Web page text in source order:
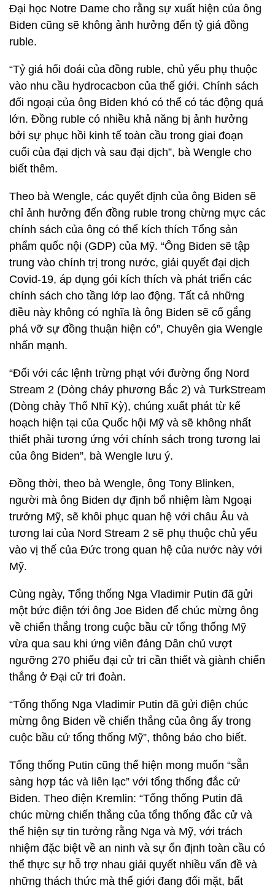
Đại học Notre Dame cho rằng sự xuất hiện của ông
Biden cũng sẽ không ảnh hưởng đến tỷ giá đồng
ruble.
“Tỷ giá hối đoái của đồng ruble, chủ yếu phụ thuộc
vào nhu cầu hydrocacbon của thế giới. Chính sách
đối ngoại của ông Biden khó có thể có tác động quá
lớn. Đồng ruble có nhiều khả năng bị ảnh hưởng
bởi sự phục hồi kinh tế toàn cầu trong giai đoạn
cuối của đại dịch và sau đại dịch”, bà Wengle cho
biết thêm.
Theo bà Wengle, các quyết định của ông Biden sẽ
chỉ ảnh hưởng đến đồng ruble trong chừng mực các
chính sách của ông có thể kích thích Tổng sản
phẩm quốc nội (GDP) của Mỹ. “Ông Biden sẽ tập
trung vào chính trị trong nước, giải quyết đại dịch
Covid-19, áp dụng gói kích thích và phát triển các
chính sách cho tầng lớp lao động. Tất cả những
điều này không có nghĩa là ông Biden sẽ cố gắng
phá vỡ sự đồng thuận hiện có”, Chuyên gia Wengle
nhấn mạnh.
“Đối với các lệnh trừng phạt với đường ống Nord
Stream 2 (Dòng chảy phương Bắc 2) và TurkStream
(Dòng chảy Thổ Nhĩ Kỳ), chúng xuất phát từ kế
hoạch hiện tại của Quốc hội Mỹ và sẽ không nhất
thiết phải tương ứng với chính sách trong tương lai
của ông Biden”, bà Wengle lưu ý.
Đồng thời, theo bà Wengle, ông Tony Blinken,
người mà ông Biden dự định bổ nhiệm làm Ngoại
trưởng Mỹ, sẽ khôi phục quan hệ với châu Âu và
tương lai của Nord Stream 2 sẽ phụ thuộc chủ yếu
vào vị thế của Đức trong quan hệ của nước này với
Mỹ.
Cùng ngày, Tổng thống Nga Vladimir Putin đã gửi
một bức điện tới ông Joe Biden để chúc mừng ông
về chiến thắng trong cuộc bầu cử tổng thống Mỹ
vừa qua sau khi ứng viên đảng Dân chủ vượt
ngưỡng 270 phiếu đại cử tri cần thiết và giành chiến
thắng ở Đại cử tri đoàn.
“Tổng thống Nga Vladimir Putin đã gửi điện chúc
mừng ông Biden về chiến thắng của ông ấy trong
cuộc bầu cử tổng thống Mỹ”, thông báo cho biết.
Tổng thống Putin cũng thể hiện mong muốn “sẵn
sàng hợp tác và liên lạc” với tổng thống đắc cử
Biden. Theo điện Kremlin: “Tổng thống Putin đã
chúc mừng chiến thắng của tổng thống đắc cử và
thể hiện sự tin tưởng rằng Nga và Mỹ, với trách
nhiệm đặc biệt về an ninh và sự ổn định toàn cầu có
thể thực sự hỗ trợ nhau giải quyết nhiều vấn đề và
những thách thức mà thế giới đang đối mặt, bất